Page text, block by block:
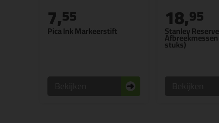
Pica Ink Markeerstift
7,55
Stanley Reserve
stuks)
18,95